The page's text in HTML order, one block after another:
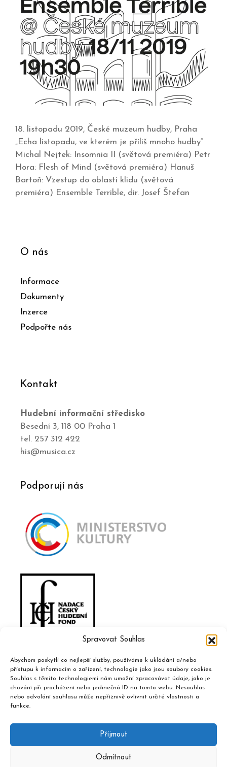
Spravovat Souhlas
Abychom poskytli co nejlepší služby, používáme k ukládání a/nebo
přístupu k informacím o zařízení, technologie jako jsou soubory cookies.
Souhlas s těmito technologiemi nám umožní zpracovávat údaje, jako je
chování při procházení nebo jedinečná ID na tomto webu. Nesouhlas
nebo odvolání souhlasu může nepříznivě ovlivnit určité vlastnosti a
funkce.
Příjmout
Odmítnout
18. listopadu 2019, České muzeum hudby, Praha
„Echa listopadu, ve kterém je příliš mnoho hudby“
Michal Nejtek: Insomnia II (světová premiéra) Petr
Hora: Flesh of Mind (světová premiéra) Hanuš
Bartoň: Vzestup do oblasti klidu (světová
premiéra) Ensemble Terrible, dir. Josef Štefan
O nás
Informace
Dokumenty
Inzerce
Podpořte nás
Kontakt
Hudební informační středisko
Besední 3, 118 00 Praha 1
tel. 257 312 422
his@musica.cz
Podporují nás